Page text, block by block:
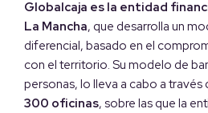
Globalcaja es la entidad
La Mancha, que desarrolla un
diferencial, basado en el
con el territorio. Su modelo de
personas, lo lleva a cabo a través
300 oficinas, sobre las que la